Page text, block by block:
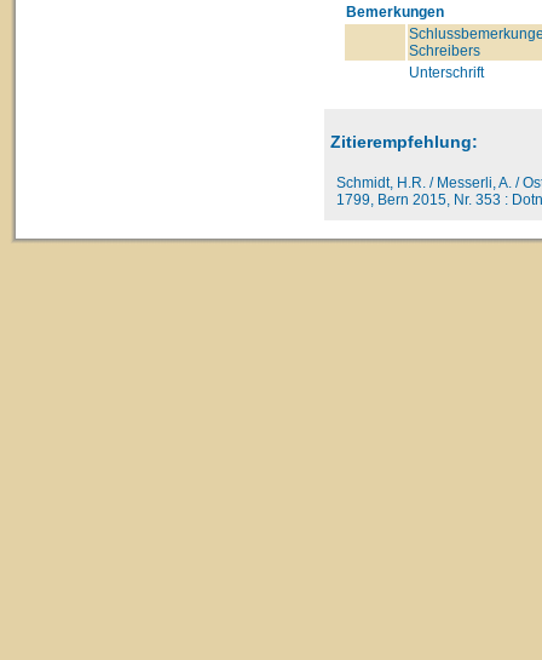
Bemerkungen
Schreibers
Unterschrift
Zitierempfehlung:
Schmidt, H.R. / Messerli, A. /
1799, Bern 2015, Nr. 353 :